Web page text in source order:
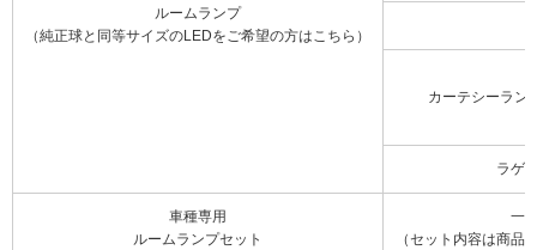
ルームランプ
（純正球と同等サイズのLEDをご希望の方はこちら）
カーテシーラン
ラゲ
車種専用
ルームランプセット
一
（セット内容は商品